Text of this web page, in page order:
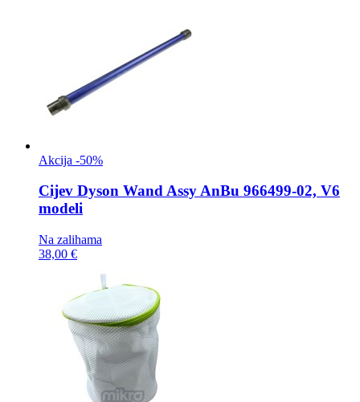
Akcija -50%
Cijev Dyson Wand Assy AnBu 966499-02, V6
modeli
Na zalihama
38,00 €